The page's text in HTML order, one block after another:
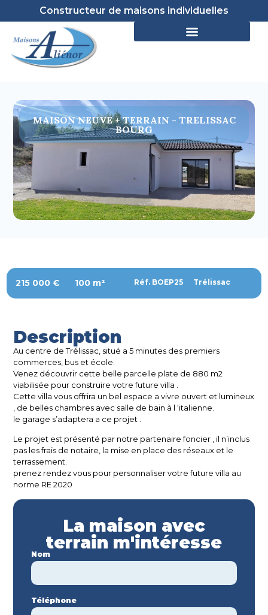
Constructeur de maisons individuelles
MAISON NEUVE + TERRAIN - TRELISSAC
BOURG
215 000 € 100 m² Réf. BOEP25 Trélissac
Description
Au centre de Trélissac, situé a 5 minutes des premiers
commerces, bus et école.
Venez découvrir cette belle parcelle plate de 880 m2
viabilisée pour construire votre future villa .
Cette villa vous offrira un bel espace a vivre ouvert et lumineux
, de belles chambres avec salle de bain à l ‘italienne.
le garage s’adaptera a ce projet .
Le projet est présenté par notre partenaire foncier , il n’inclus
pas les frais de notaire, la mise en place des réseaux et le
terrassement.
prenez rendez vous pour personnaliser votre future villa au
norme RE 2020
La maison avec
terrain m'intéresse
Nom
Téléphone